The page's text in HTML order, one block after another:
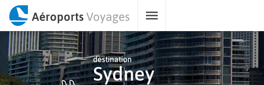
AéroportsVoyages
destination
Sydney